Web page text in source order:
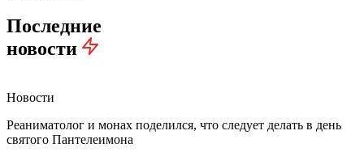
Последние
новости
Новости
Реаниматолог и монах поделился, что следует делать в день
святого Пантелеимона